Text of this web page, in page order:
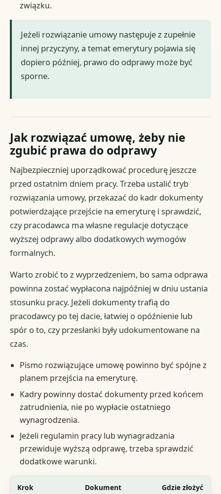
związku.
Jeżeli rozwiązanie umowy następuje z zupełnie
innej przyczyny, a temat emerytury pojawia się
dopiero później, prawo do odprawy może być
sporne.
Jak rozwiązać umowę, żeby nie
zgubić prawa do odprawy
Najbezpieczniej uporządkować procedurę jeszcze
przed ostatnim dniem pracy. Trzeba ustalić tryb
rozwiązania umowy, przekazać do kadr dokumenty
potwierdzające przejście na emeryturę i sprawdzić,
czy pracodawca ma własne regulacje dotyczące
wyższej odprawy albo dodatkowych wymogów
formalnych.
Warto zrobić to z wyprzedzeniem, bo sama odprawa
powinna zostać wypłacona najpóźniej w dniu ustania
stosunku pracy. Jeżeli dokumenty trafią do
pracodawcy po tej dacie, łatwiej o opóźnienie lub
spór o to, czy przesłanki były udokumentowane na
czas.
Pismo rozwiązujące umowę powinno być spójne z
planem przejścia na emeryturę.
Kadry powinny dostać dokumenty przed końcem
zatrudnienia, nie po wypłacie ostatniego
wynagrodzenia.
Jeżeli regulamin pracy lub wynagradzania
przewiduje wyższą odprawę, trzeba sprawdzić
dodatkowe warunki.
Krok Dokument
Gdzie złożyć